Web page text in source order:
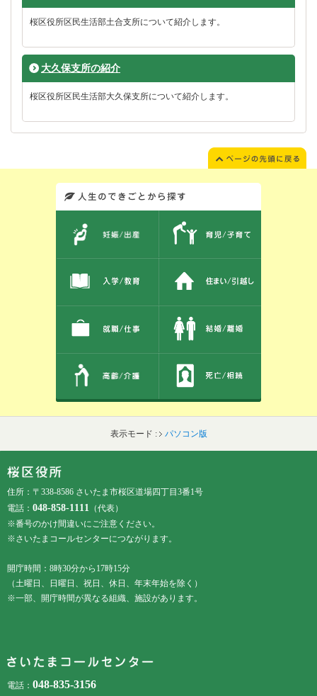
桜区役所区民生活部土合支所について紹介します。
大久保支所の紹介
桜区役所区民生活部大久保支所について紹介します。
表示モード : パソコン版
住所：〒338-8586 さいたま市桜区道場四丁目3番1号
電話： 048-858-1111 （代表）
※番号のかけ間違いにご注意ください。
※さいたまコールセンターにつながります。
開庁時間：8時30分から17時15分
（土曜日、日曜日、祝日、休日、年末年始を除く）
※一部、開庁時間が異なる組織、施設があります。
電話： 048-835-3156